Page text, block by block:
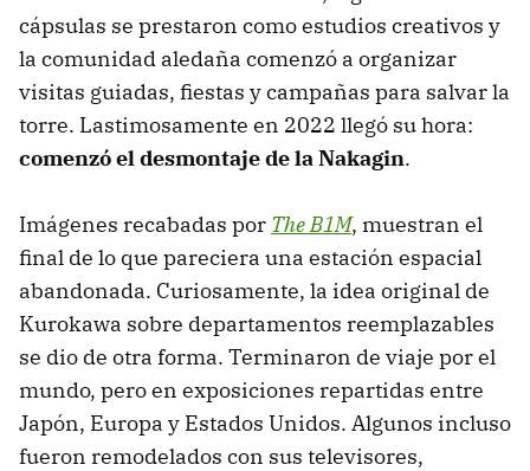
cápsulas se prestaron como estudios creativos y
la comunidad aledaña comenzó a organizar
visitas guiadas, fiestas y campañas para salvar la
torre. Lastimosamente en 2022 llegó su hora:
comenzó el desmontaje de laNakagin.
Imágenes recabadas por The B1M, muestran el
final de lo que pareciera una estación espacial
abandonada. Curiosamente, la idea original de
Kurokawa sobre departamentos reemplazables
se dio de otra forma. Terminaron de viaje por el
mundo, pero en exposiciones repartidas entre
Japón, Europa y Estados Unidos. Algunos incluso
fueron remodelados con sus televisores,